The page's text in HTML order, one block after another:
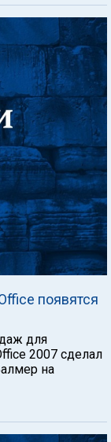
появятся
для
2007 сделал
на